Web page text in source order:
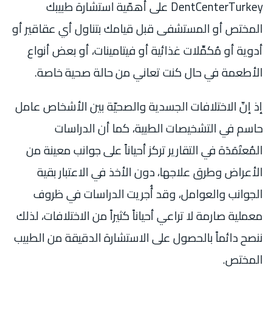
DentCenterTurkey على أهمّية استشارة طبيبك
المختص أو المستشفى قبل قيامك بتناول أي عقاقير أو
أدوية أو مُكمِّلات غذائية أو فيتامينات، أو بعض أنواع
الأطعمة في حال كنت تعاني من حالة صحية خاصة.
إذ إنّ الاختلافات الجسدية والصحيّة بين الأشخاص عامل
حاسم في التشخيصات الطبية، كما أن الدراسات
المُعتَمَدَة في التقارير تركز أحياناً على جوانب معينة من
الأعراض وطرق علاجها، دون الأخذ في الاعتبار بقية
الجوانب والعوامل، وقد أُجريت الدراسات في ظروف
معملية صارمة لا تراعي أحياناً كثيراً من الاختلافات، لذلك
ننصح دائماً بالحصول على الاستشارة الدقيقة من الطبيب
المختص.